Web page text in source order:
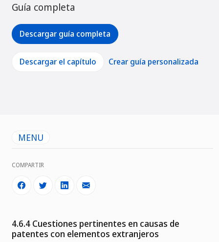
Guía completa
Descargar guía completa
Descargar el capítulo Crear guía personalizada
MENU
COMPARTIR
4.6.4 Cuestiones pertinentes en causas de
patentes con elementos extranjeros